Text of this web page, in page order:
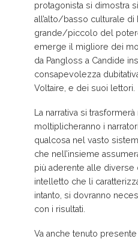
protagonista si dimostra
all’alto/basso culturale di
grande/piccolo del
emerge il migliore dei
da Pangloss a Candide
consapevolezza
Voltaire, e dei suoi lettori.
La narrativa si
moltiplicheranno i
qualcosa nel vasto
che nell’insieme
più aderente alle diverse
intelletto che li
intanto, si dovranno
con i risultati.
Va anche tenuto